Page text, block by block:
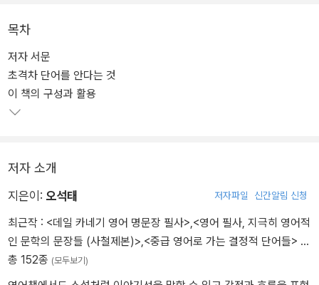
원을 밝히고, 어떤 변화 과정을 거쳤으며, 현재에는 어떤 뜻으로 쓰이
여 영어 실력이 쌓이는 재미에 지식 알기의 즐거움이 더해져 끝까지
재미있게 읽을 수 있다. 또한 문법적으로 정확하면서도 단어의 활용
이 정확하게 드러나는 예문을 하나하나 엄선해 양질의 정보가 담긴
기사 지문과 소설을 읽어내기에 도움이 된다.
목차
저자 서문
초격차 단어를 안다는 것
이 책의 구성과 활용
저자 소개
지은이: 오석태 저자파일 신간알림 신청
최근작 : <데일 카네기 영어 명문장 필사> <영어 필사, 지극히 영어적
인 문학의 문장들 (사철제본)> <중급 영어로 가는 결정적 단어들> …
총 152종 (모두보기)